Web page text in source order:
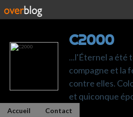
C2000
...l'Éternel a été
compagne et la
contre elles.
et quiconque
Accueil Contact